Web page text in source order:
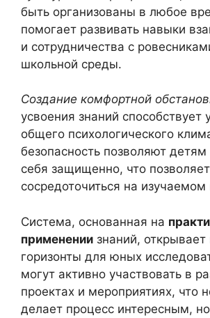
быть организованы в любое
помогает развивать навыки
и сотрудничества с
школьной среды.
Создание комфортной
усвоения знаний способствует
общего психологического
безопасность позволяют детям
себя защищенно, что позволяет
сосредоточиться на
Система, основанная на
применении знаний,
горизонты для юных
могут активно участвовать в
проектах и мероприятиях, что
делает процесс интересным,